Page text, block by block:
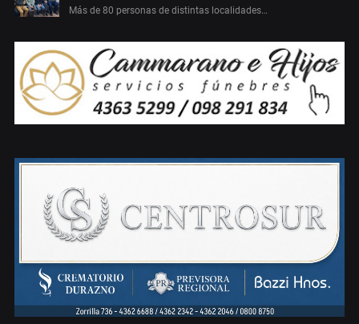
Más de 80 personas de distintas localidades…